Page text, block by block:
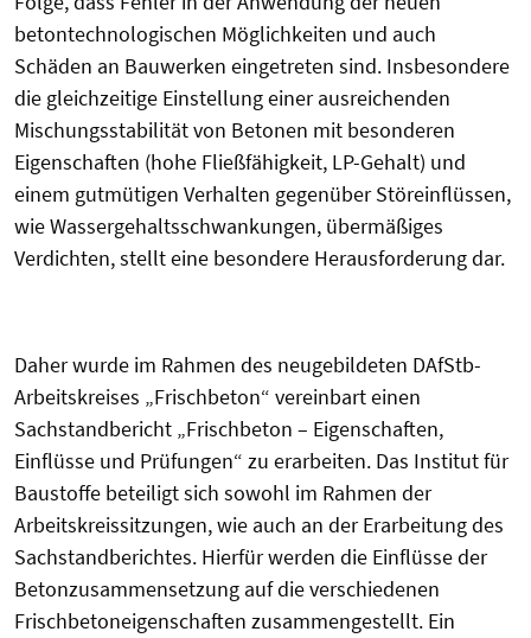
betontechnologischen Möglichkeiten und auch
Schäden an Bauwerken eingetreten sind. Insbesondere
die gleichzeitige Einstellung einer ausreichenden
Mischungsstabilität von Betonen mit besonderen
Eigenschaften (hohe Fließfähigkeit, LP-Gehalt) und
einem gutmütigen Verhalten gegenüber Störeinflüssen,
wie Wassergehaltsschwankungen, übermäßiges
Verdichten, stellt eine besondere Herausforderung dar.
Daher wurde im Rahmen des neugebildeten DAfStb-
Arbeitskreises „Frischbeton“ vereinbart einen
Sachstandbericht „Frischbeton – Eigenschaften,
Einflüsse und Prüfungen“ zu erarbeiten. Das Institut für
Baustoffe beteiligt sich sowohl im Rahmen der
Arbeitskreissitzungen, wie auch an der Erarbeitung des
Sachstandberichtes. Hierfür werden die Einflüsse der
Betonzusammensetzung auf die verschiedenen
Frischbetoneigenschaften zusammengestellt. Ein